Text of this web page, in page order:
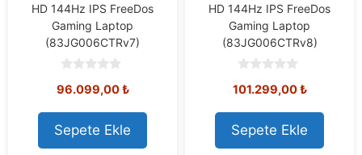
HD 144Hz IPS FreeDos
Gaming Laptop
(83JG006CTRv7)
o
t
o
f
5
96.099,00₺
Sepete Ekle
HD 144Hz IPS FreeDos
Gaming Laptop
(83JG006CTRv8)
o
t
o
f
5
101.299,00₺
Sepete Ekle